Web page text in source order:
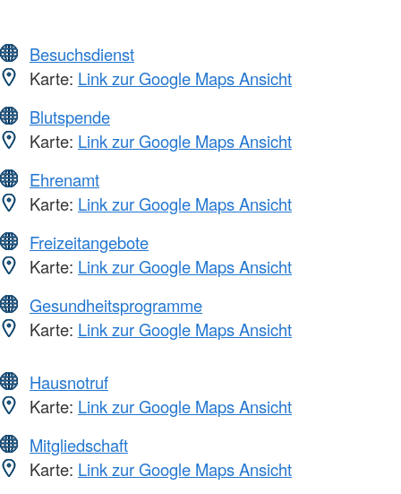
Besuchsdienst
Karte: Link zur Google Maps Ansicht
Blutspende
Karte: Link zur Google Maps Ansicht
Ehrenamt
Karte: Link zur Google Maps Ansicht
Freizeitangebote
Karte: Link zur Google Maps Ansicht
Gesundheitsprogramme
Karte: Link zur Google Maps Ansicht
Hausnotruf
Karte: Link zur Google Maps Ansicht
Mitgliedschaft
Karte: Link zur Google Maps Ansicht